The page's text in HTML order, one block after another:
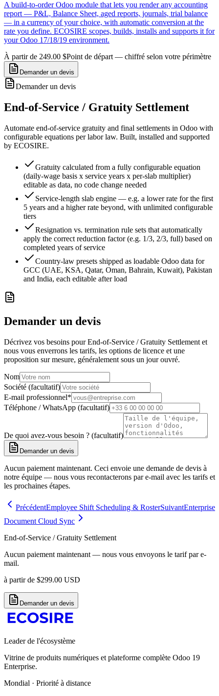
A build-to-order Odoo module that lets you render any accounting
report — P&L, Balance Sheet, aged reports, journals, trial balance
— in a currency of your choice, with automatic conversion at the
rate you define. ECOSIRE scopes, builds, installs and supports it for
your Odoo 17/18/19 environment.
À partir de 249.00 $Point de départ — chiffré selon votre périmètre
Demander un devis
Demander un devis
End-of-Service / Gratuity Settlement
Automate end-of-service gratuity and final settlements in Odoo with
configurable equations per labor law. Built, installed and supported
by ECOSIRE.
Gratuity calculated from a fully configurable equation
(daily-wage basis x service years x per-slab multiplier)
editable as data, no code change needed
Service-length slab engine — e.g. a lower rate for the first
5 years and a higher rate beyond, with unlimited configurable
tiers
Resignation vs. termination rule sets that automatically
apply the correct reduction factor (e.g. 1/3, 2/3, full) based on
completed years of service
Country-law presets shipped as loadable Odoo data for
GCC (UAE, KSA, Qatar, Oman, Bahrain, Kuwait), Pakistan
and India, each editable after load
Demander un devis
Décrivez vos besoins pour End-of-Service / Gratuity Settlement et
nous vous enverrons les tarifs, les options de licence et une
proposition sur mesure, généralement sous un jour ouvré.
Nom
Société (facultatif)
E-mail professionnel*
Téléphone / WhatsApp (facultatif)
De quoi avez-vous besoin ? (facultatif)
Demander un devis
Aucun paiement maintenant. Ceci envoie une demande de devis à
notre équipe — nous vous recontacterons par e-mail avec les tarifs et
les prochaines étapes.
PrécédentEmployee Shift Scheduling & RosterSuivantEnterprise
Document Cloud Sync
End-of-Service / Gratuity Settlement
Aucun paiement maintenant — nous vous envoyons le tarif par e-
mail.
à partir de $299.00 USD
Demander un devis
Leader de l'écosystème
Vitrine de produits numériques et plateforme complète Odoo 19
Enterprise.
Mondial · Priorité à distance